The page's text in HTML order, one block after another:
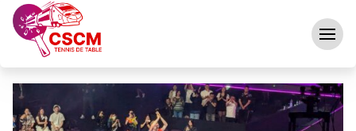
Aller au contenu